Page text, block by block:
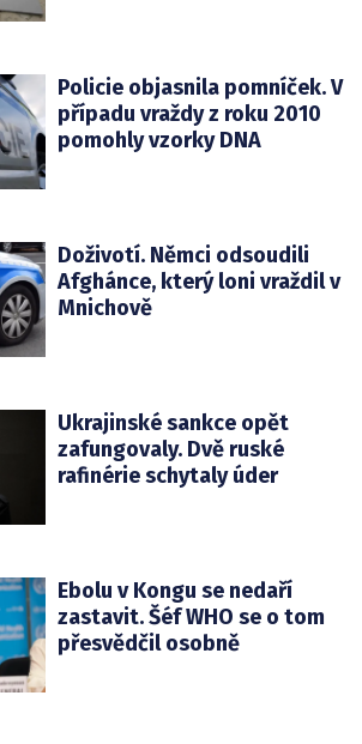
Policie objasnila pomníček. V
případu vraždy z roku 2010
pomohly vzorky DNA
Doživotí. Němci odsoudili
Afghánce, který loni vraždil v
Mnichově
Ukrajinské sankce opět
zafungovaly. Dvě ruské
rafinérie schytaly úder
Ebolu v Kongu se nedaří
zastavit. Šéf WHO se o tom
přesvědčil osobně